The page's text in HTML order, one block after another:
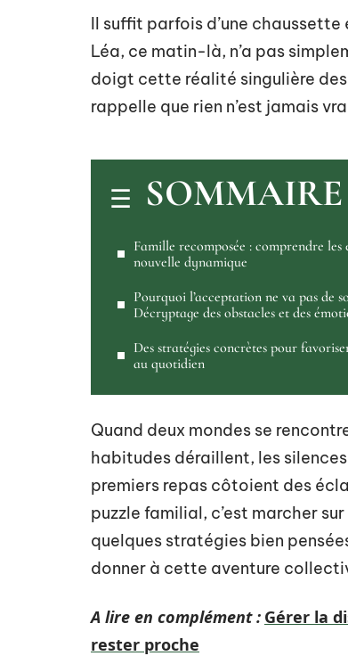
Il suffit parfois d’une
Léa, ce matin-là, n’a pas
doigt cette réalité singulière
rappelle que rien n’est jamais
SOMMAIRE
Famille recomposée : comprendre les
nouvelle dynamique
Pourquoi l’acceptation ne va pas de
Décryptage des obstacles et des
Des stratégies concrètes pour
au quotidien
Quand deux mondes se
habitudes déraillent, les
premiers repas côtoient des
puzzle familial, c’est marcher
quelques stratégies bien
donner à cette aventure
A lire en complément : Gérer la
rester proche